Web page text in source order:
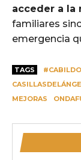
acceder a la
familiares
emergencia
TAGS
MEJORAS